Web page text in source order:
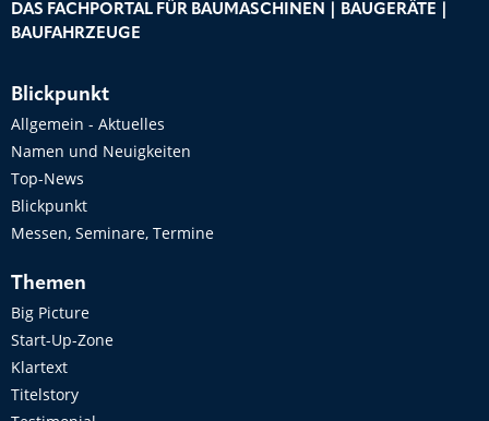
DAS FACHPORTAL FÜR BAUMASCHINEN | BAUGERÄTE |
BAUFAHRZEUGE
Blickpunkt
Allgemein - Aktuelles
Namen und Neuigkeiten
Top-News
Blickpunkt
Messen, Seminare, Termine
Themen
Big Picture
Start-Up-Zone
Klartext
Titelstory